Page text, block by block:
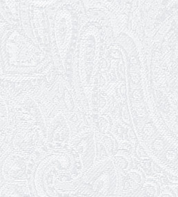
09.05.2026
Ювілей Олександра
08.05.2026
Відновлення мюзиклу
06.05.2026
Вітаємо з прем'єрою у
кольори однієї долі»
26.04.2026
З першою прем'єрою